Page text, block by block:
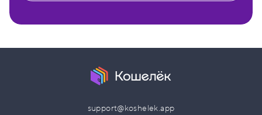
support@koshelek.app